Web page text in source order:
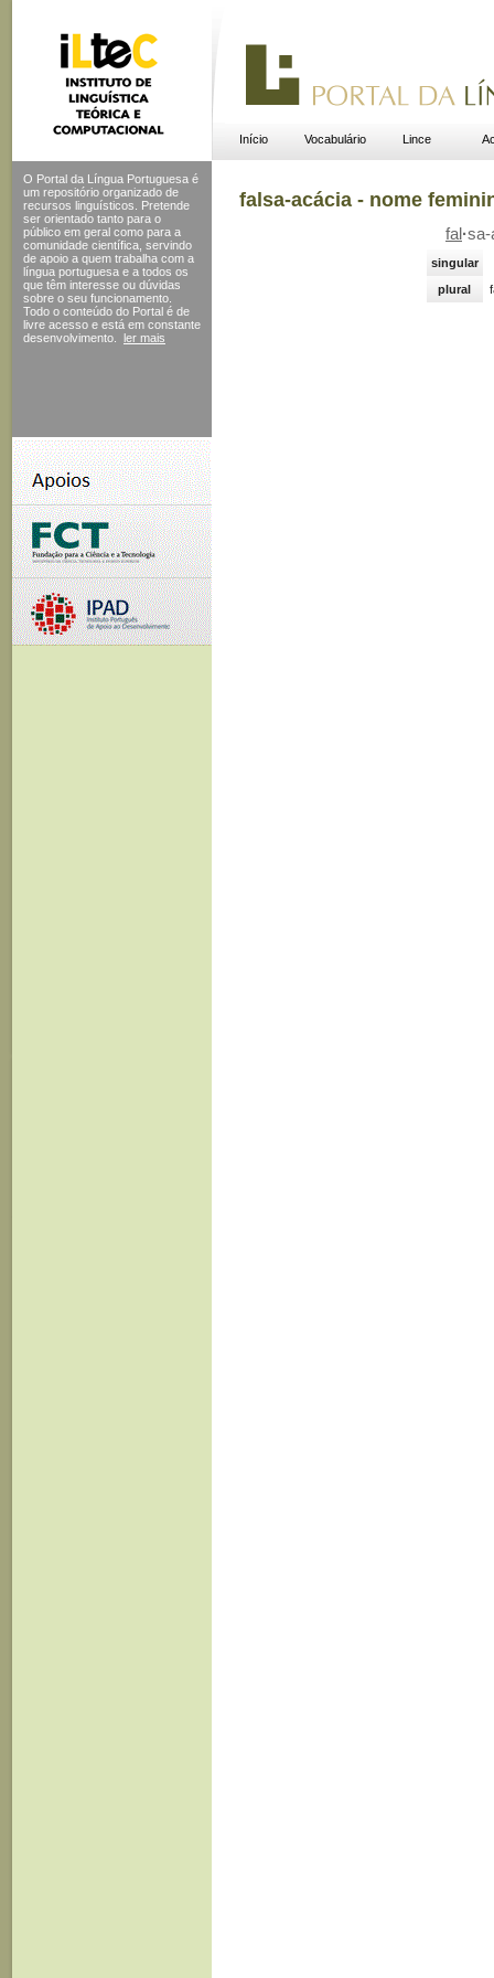
Início Vocabulário Lince
O Portal da Língua Portuguesa é
um repositório organizado de
recursos linguísticos. Pretende
ser orientado tanto para o
público em geral como para a
comunidade científica, servindo
de apoio a quem trabalha com a
língua portuguesa e a todos os
que têm interesse ou dúvidas
sobre o seu funcionamento.
Todo o conteúdo do Portal é de
livre acesso e está em constante
desenvolvimento.
ler mais
falsa-acácia - nome
fal ·sa-
singular
plural